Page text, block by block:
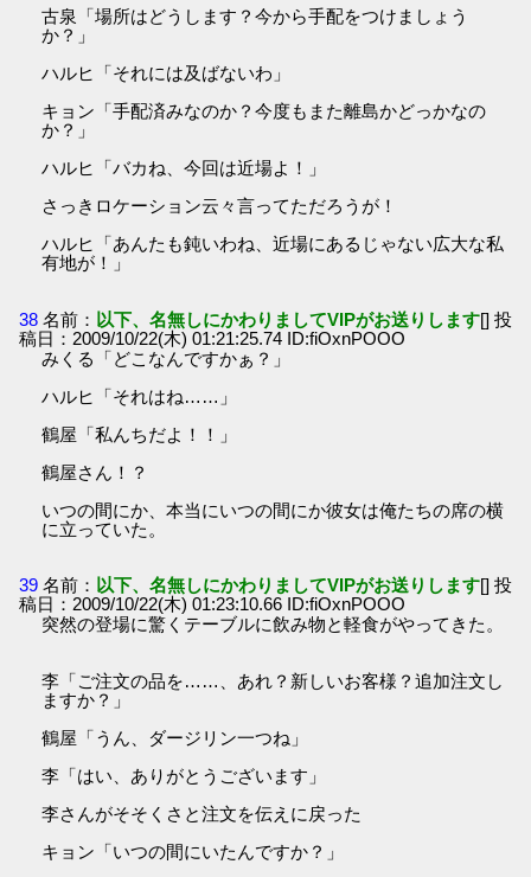
古泉「場所はどうします？今から手配をつけましょう
か？」
ハルヒ「それには及ばないわ」
キョン「手配済みなのか？今度もまた離島かどっかなの
か？」
ハルヒ「バカね、今回は近場よ！」
さっきロケーション云々言ってただろうが！
ハルヒ「あんたも鈍いわね、近場にあるじゃない広大な私
有地が！」
38 名前： 以下、名無しにかわりましてVIPがお送りします[] 投
稿日：2009/10/22(木) 01:21:25.74 ID:fiOxnPOOO
みくる「どこなんですかぁ？」
ハルヒ「それはね……」
鶴屋「私んちだよ！！」
鶴屋さん！？
いつの間にか、本当にいつの間にか彼女は俺たちの席の横
に立っていた。
39 名前： 以下、名無しにかわりましてVIPがお送りします[] 投
稿日：2009/10/22(木) 01:23:10.66 ID:fiOxnPOOO
突然の登場に驚くテーブルに飲み物と軽食がやってきた。
李「ご注文の品を……、あれ？新しいお客様？追加注文し
ますか？」
鶴屋「うん、ダージリン一つね」
李「はい、ありがとうございます」
李さんがそそくさと注文を伝えに戻った
キョン「いつの間にいたんですか？」